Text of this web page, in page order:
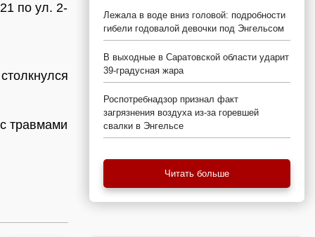
по ул. 2-
травмами
Лежала в воде вниз головой: подробности
гибели годовалой девочки под Энгельсом
В выходные в Саратовской области ударит
39-градусная жара
Роспотребнадзор признал факт
загрязнения воздуха из-за горевшей
свалки в Энгельсе
Читать больше